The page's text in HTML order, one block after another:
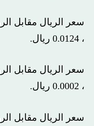
سعر الريال مقابل
، 0.0124 ريال.
سعر الريال مقابل
، 0.0002 ريال.
سعر الريال مقابل